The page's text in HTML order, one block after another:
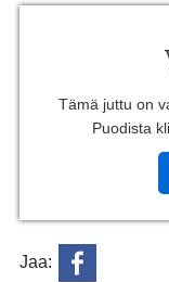
Tämä juttu on
Puodista
Jaa: